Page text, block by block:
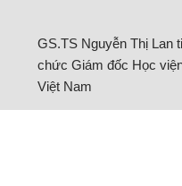
GS.TS Nguyễn Thị Lan
chức Giám đốc Học
Việt Nam